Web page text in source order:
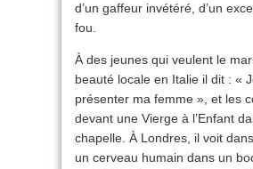
d’un gaffeur invétéré, d’un
fou.
À des jeunes qui veulent le
beauté locale en Italie il dit : «
présenter ma femme », et les
devant une Vierge à l’Enfant
chapelle. À Londres, il voit
un cerveau humain dans un